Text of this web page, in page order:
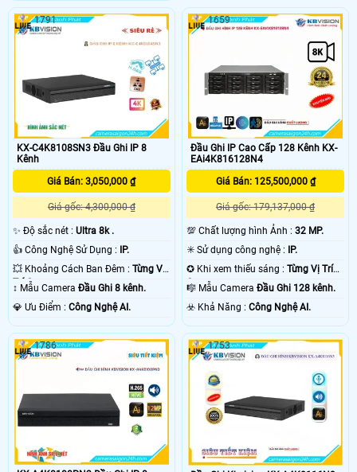
KX-C4K8108SN3 Đầu Ghi IP 8
Kênh
Giá Bán: 3,050,000 ₫
Giá gốc: 4,300,000 ₫
✨ Độ sắc nét : Ultra 8k .
👍 Công Nghệ Sử Dụng :
IP.
💥 Khoảng Cách Ban Đêm : Từng Vị
Trí Camera .
↕️ Mẫu Camera Đầu Ghi 8 kênh.
️💎 Ưu Điểm : Công Nghệ AI.
1791
Đầu Ghi IP Cao Cấp 128 Kênh KX-
EAi4K816128N4
Giá Bán: 125,500,000 ₫
Giá gốc: 179,137,000 ₫
💯 Chất lượng hình Ảnh :32 MP.
✳️ Sử dụng công nghệ :
IP.
✪ Khi xem thiếu sáng :Từng Vị Trí
Camera .
🎼️ Mẫu CameraĐầu Ghi 128 kênh.
️☣️ Khả Năng :Công Nghệ AI.
1659
1786 1753